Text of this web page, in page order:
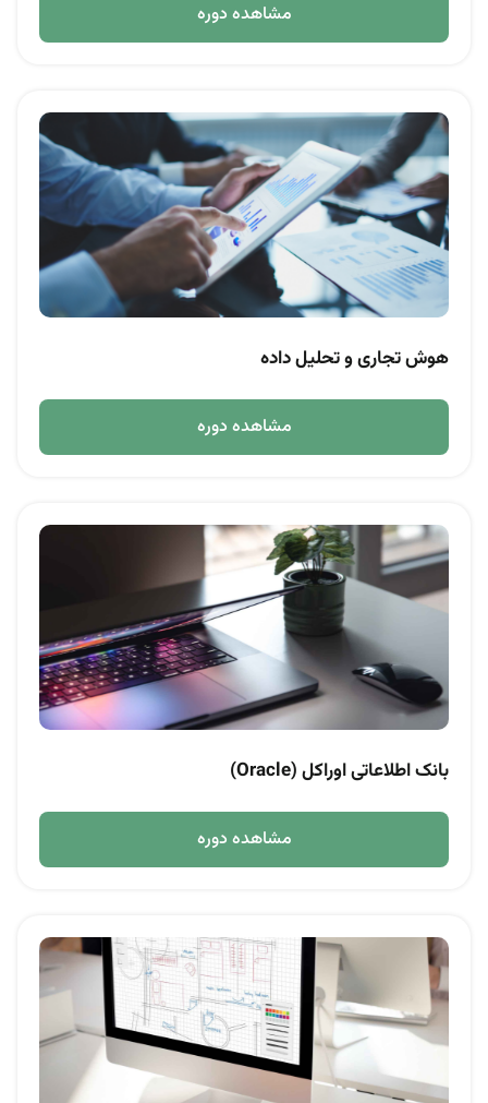
مشاهده دوره
هوش تجاری و تحلیل داده
مشاهده دوره
بانک اطلاعاتی اوراکل (Oracle)
مشاهده دوره